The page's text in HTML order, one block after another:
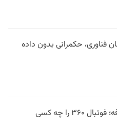
حکمرانی بدون داده
فیلتر در وقت اضافه؛ فوتبال ۳۶۰ را چه کسی